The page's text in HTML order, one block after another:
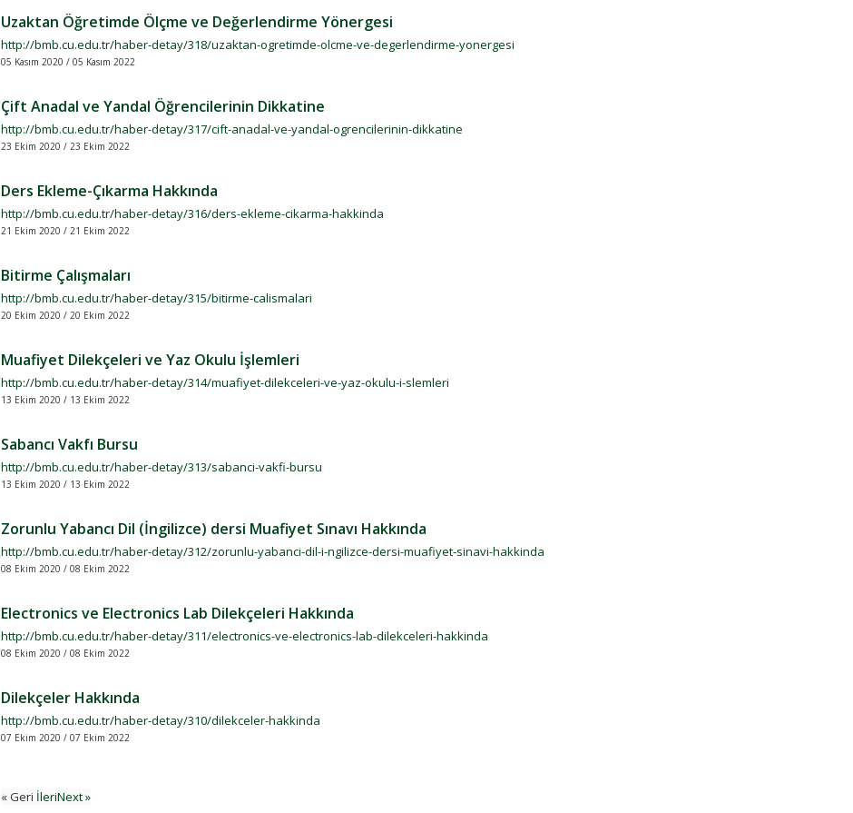
Uzaktan Öğretimde Ölçme ve Değerlendirme Yönergesi
http://bmb.cu.edu.tr/haber-detay/318/uzaktan-ogretimde-olcme-ve-degerlendirme-yonergesi
05 Kasım 2020 / 05 Kasım 2022
Çift Anadal ve Yandal Öğrencilerinin Dikkatine
http://bmb.cu.edu.tr/haber-detay/317/cift-anadal-ve-yandal-ogrencilerinin-dikkatine
23 Ekim 2020 / 23 Ekim 2022
Ders Ekleme-Çıkarma Hakkında
http://bmb.cu.edu.tr/haber-detay/316/ders-ekleme-cikarma-hakkinda
21 Ekim 2020 / 21 Ekim 2022
Bitirme Çalışmaları
http://bmb.cu.edu.tr/haber-detay/315/bitirme-calismalari
20 Ekim 2020 / 20 Ekim 2022
Muafiyet Dilekçeleri ve Yaz Okulu İşlemleri
http://bmb.cu.edu.tr/haber-detay/314/muafiyet-dilekceleri-ve-yaz-okulu-i-slemleri
13 Ekim 2020 / 13 Ekim 2022
Sabancı Vakfı Bursu
http://bmb.cu.edu.tr/haber-detay/313/sabanci-vakfi-bursu
13 Ekim 2020 / 13 Ekim 2022
Zorunlu Yabancı Dil (İngilizce) dersi Muafiyet Sınavı Hakkında
http://bmb.cu.edu.tr/haber-detay/312/zorunlu-yabanci-dil-i-ngilizce-dersi-muafiyet-sinavi-hakkinda
08 Ekim 2020 / 08 Ekim 2022
Electronics ve Electronics Lab Dilekçeleri Hakkında
http://bmb.cu.edu.tr/haber-detay/311/electronics-ve-electronics-lab-dilekceleri-hakkinda
08 Ekim 2020 / 08 Ekim 2022
Dilekçeler Hakkında
http://bmb.cu.edu.tr/haber-detay/310/dilekceler-hakkinda
07 Ekim 2020 / 07 Ekim 2022
« Geri İleriNext »